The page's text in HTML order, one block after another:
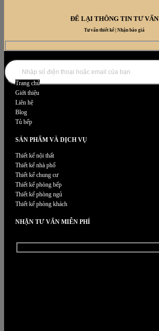
ĐỂ LẠI THÔNG TIN TƯ VẤN
Tư vấn thiết kế | Nhận báo giá
DANH MỤC NỘI THẤT
Trang chủ
Giới thiệu
Liên hệ
Blog
Tủ bếp
SẢN PHẨM VÀ DỊCH VỤ
Thiết kế nội thất
Thiết kế nhà phố
Thiết kế chung cư
Thiết kế phòng bếp
Thiết kế phòng ngủ
Thiết kế phòng khách
NHẬN TƯ VẤN MIỄN PHÍ